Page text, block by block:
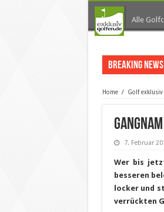
Alle
Breaking News
Home / Golf exklusiv
7. Februar
Wer bis
besseren
locker und
verrückten